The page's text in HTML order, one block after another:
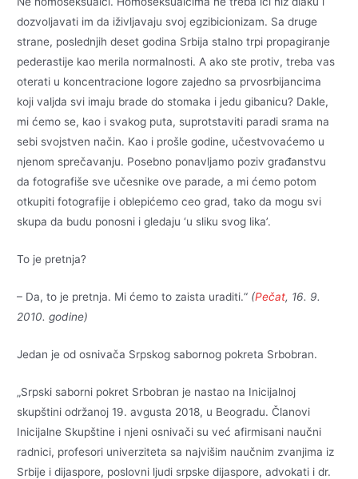
dozvoljavati im da iživljavaju svoj egzibicionizam. Sa druge
strane, poslednjih deset godina Srbija stalno trpi propagiranje
pederastije kao merila normalnosti. A ako ste protiv, treba vas
oterati u koncentracione logore zajedno sa prvosrbijancima
koji valjda svi imaju brade do stomaka i jedu gibanicu? Dakle,
mi ćemo se, kao i svakog puta, suprotstaviti paradi srama na
sebi svojstven način. Kao i prošle godine, učestvovaćemo u
njenom sprečavanju. Posebno ponavljamo poziv građanstvu
da fotografiše sve učesnike ove parade, a mi ćemo potom
otkupiti fotografije i oblepićemo ceo grad, tako da mogu svi
skupa da budu ponosni i gledaju ‘u sliku svog lika’.
To je pretnja?
– Da, to je pretnja. Mi ćemo to zaista uraditi.“ (Pečat, 16. 9.
2010. godine)
Jedan je od osnivača Srpskog sabornog pokreta Srbobran.
„Srpski saborni pokret Srbobran je nastao na Inicijalnoj
skupštini održanoj 19. avgusta 2018, u Beogradu. Članovi
Inicijalne Skupštine i njeni osnivači su već afirmisani naučni
radnici, profesori univerziteta sa najvišim naučnim zvanjima iz
Srbije i dijaspore, poslovni ljudi srpske dijaspore, advokati i dr.